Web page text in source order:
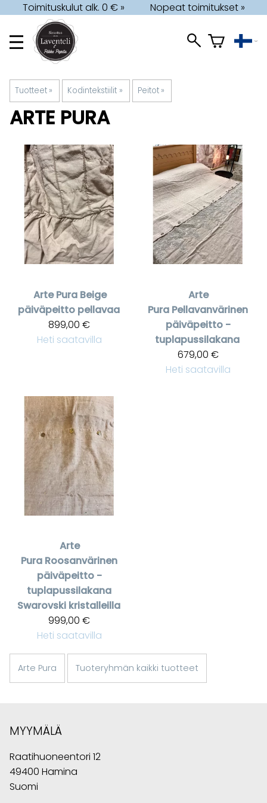
Toimituskulut alk. 0 € » Nopeat toimitukset »
Tuotteet ‪» Kodintekstiilit ‪» Peitot ‪»
ARTE PURA
Arte Pura Beige
päiväpeitto pellavaa
899,00 €
Heti saatavilla
Arte
Pura Pellavanvärinen
päiväpeitto -
tuplapussilakana
679,00 €
Heti saatavilla
Arte
Pura Roosanvärinen
päiväpeitto -
tuplapussilakana
Swarovski kristalleilla
999,00 €
Heti saatavilla
Arte Pura Tuoteryhmän kaikki tuotteet
MYYMÄLÄ
Raatihuoneentori 12
49400 Hamina
Suomi